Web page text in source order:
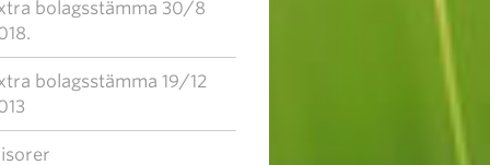
bolagsstämma 30/8
bolagsstämma 19/12